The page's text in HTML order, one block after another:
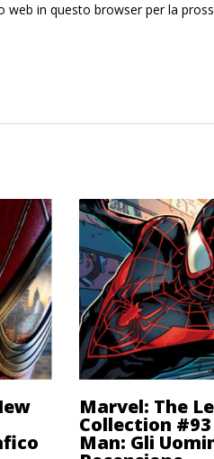
web in questo browser per la
Marvel: The
Collection
Man: Gli